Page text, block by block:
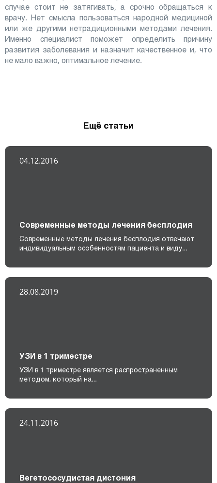
случае стоит не затягивать, а срочно обращаться к
врачу. Нет смысла пользоваться народной медициной
или же другими нетрадиционными методами лечения.
Именно специалист поможет определить причину
развития заболевания и назначит качественное и, что
не мало важно, оптимальное лечение.
Ещё статьи
04.12.2016
Современные методы лечения бесплодия
Современные методы лечения бесплодия отвечают
индивидуальным особенностям пациента и виду…
28.08.2019
УЗИ в 1 триместре
УЗИ в 1 триместре является распространенным
методом, который на…
24.11.2016
Вегетососудистая дистония